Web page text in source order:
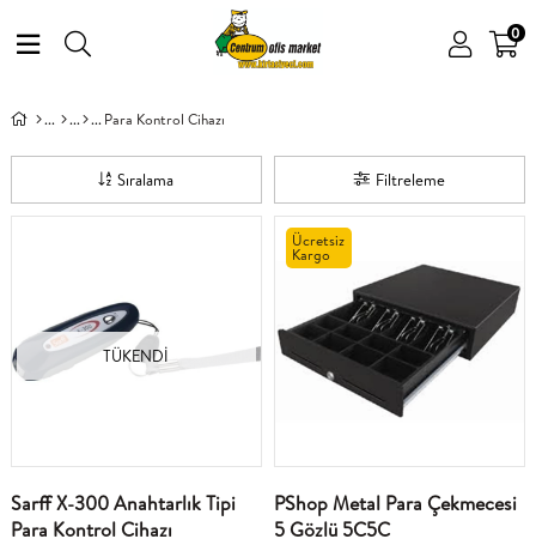
0
Para Kontrol Cihazı
Filtreleme
Sıralama
TÜKENDI
Sarff X-300 Anahtarlık Tipi
Para Kontrol Cihazı
PShop Metal Para Çekmecesi
5 Gözlü 5C5C
Ücretsiz
Kargo